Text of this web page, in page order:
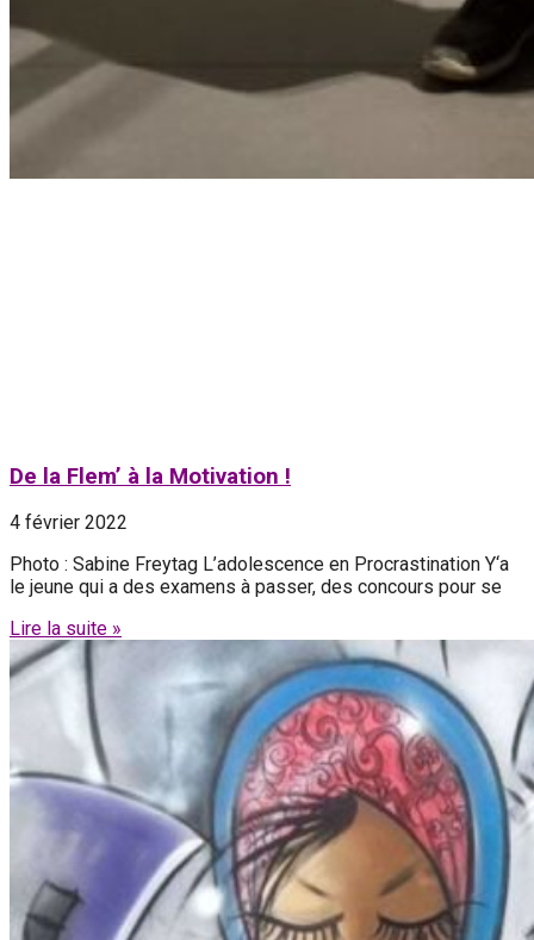
De la Flem’ à la Motivation !
4 février 2022
Photo : Sabine Freytag L’adolescence en Procrastination Y‘a
le jeune qui a des examens à passer, des concours pour se
Lire la suite »